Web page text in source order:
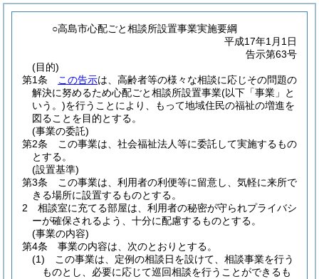
○高島市心配ごと相談所設置事業実施要綱
平成17年1月1日
告示第63号
(目的)
第1条
この告示は、高齢者等の様々な相談に応じその問題の
解決に努めるため心配ごと相談所設置事業(以下「事業」と
いう。)を行うことにより、もって地域住民の福祉の増進を
図ることを目的とする。
(事業の委託)
第2条
この事業は、社会福祉法人等に委託して実施するもの
とする。
(設置基準)
第3条
この事業は、利用者の利便等に留意し、気軽に来所で
きる場所に設置するものとする。
2
相談室に充てる部屋は、利用者の秘密が守られプライバシ
ーが確保されるよう、十分に配慮するものとする。
(事業の内容)
第4条
事業の内容は、次のとおりとする。
(1)
この事業は、定例の相談日を設けて、相談事業を行う
ものとし、必要に応じて巡回相談を行うことができるも